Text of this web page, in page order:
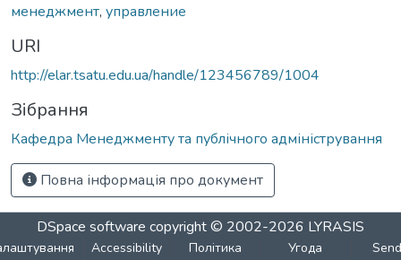
менеджмент, управление
URI
http://elar.tsatu.edu.ua/handle/123456789/1004
Зібрання
Кафедра Менеджменту та публічного адміністрування
Повна інформація про документ
DSpace software copyright © 2002-2026 LYRASIS
Accessibility
Політика
Угода
Send